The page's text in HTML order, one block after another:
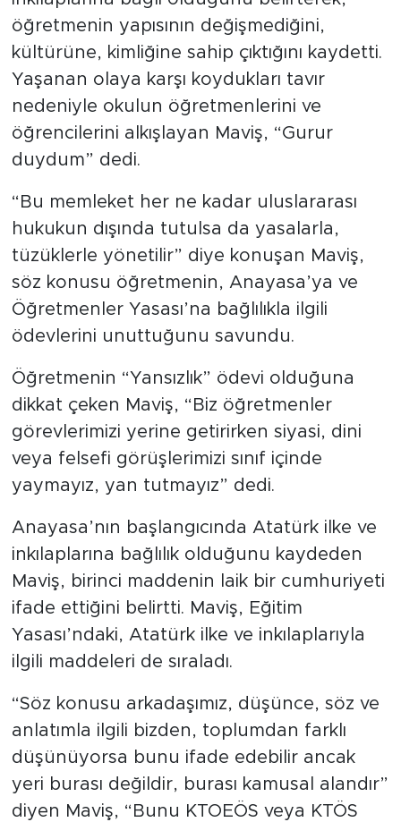
öğretmenin yapısının değişmediğini,
kültürüne, kimliğine sahip çıktığını kaydetti.
Yaşanan olaya karşı koydukları tavır
nedeniyle okulun öğretmenlerini ve
öğrencilerini alkışlayan Maviş, “Gurur
duydum” dedi.
“Bu memleket her ne kadar uluslararası
hukukun dışında tutulsa da yasalarla,
tüzüklerle yönetilir” diye konuşan Maviş,
söz konusu öğretmenin, Anayasa’ya ve
Öğretmenler Yasası’na bağlılıkla ilgili
ödevlerini unuttuğunu savundu.
Öğretmenin “Yansızlık” ödevi olduğuna
dikkat çeken Maviş, “Biz öğretmenler
görevlerimizi yerine getirirken siyasi, dini
veya felsefi görüşlerimizi sınıf içinde
yaymayız, yan tutmayız” dedi.
Anayasa’nın başlangıcında Atatürk ilke ve
inkılaplarına bağlılık olduğunu kaydeden
Maviş, birinci maddenin laik bir cumhuriyeti
ifade ettiğini belirtti. Maviş, Eğitim
Yasası’ndaki, Atatürk ilke ve inkılaplarıyla
ilgili maddeleri de sıraladı.
“Söz konusu arkadaşımız, düşünce, söz ve
anlatımla ilgili bizden, toplumdan farklı
düşünüyorsa bunu ifade edebilir ancak
yeri burası değildir, burası kamusal alandır”
diyen Maviş, “Bunu KTOEÖS veya KTÖS